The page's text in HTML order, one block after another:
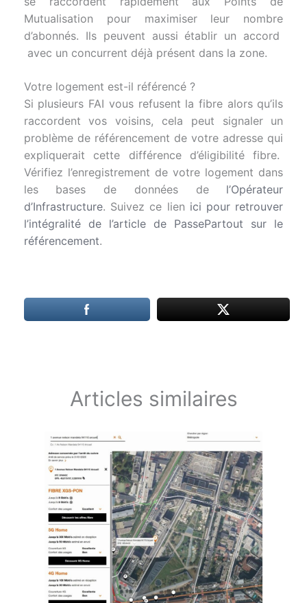
Mutualisation pour maximiser leur nombre
d’abonnés. Ils peuvent aussi établir un accord
avec un concurrent déjà présent dans la zone.
Votre logement est-il référencé ?
Si plusieurs FAI vous refusent la fibre alors qu’ils
raccordent vos voisins, cela peut signaler un
problème de référencement de votre adresse qui
expliquerait cette différence d’éligibilité fibre.
Vérifiez l’enregistrement de votre logement dans
les bases de données del’Opérateur
d’Infrastructure. Suivez ce lien ici pour retrouver
l’intégralité de l’article de PassePartout sur le
référencement.
Articles similaires